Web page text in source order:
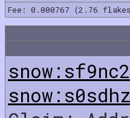
Fee: 0.000767 (2.76